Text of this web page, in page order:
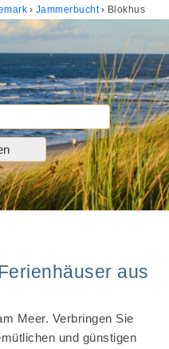
Jammerbucht Blokhus
aus
Meer. Verbringen Sie
und günstigen